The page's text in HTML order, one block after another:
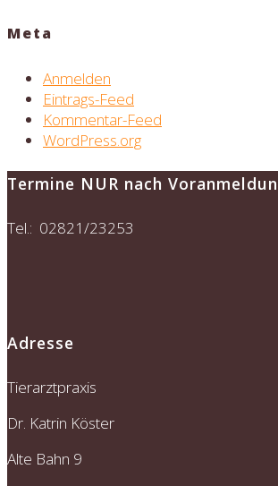
Meta
Anmelden
Eintrags-Feed
Kommentar-Feed
WordPress.org
Termine NUR nach
Tel.: 02821/23253
Adresse
Tierarztpraxis
Dr. Katrin Köster
Alte Bahn 9